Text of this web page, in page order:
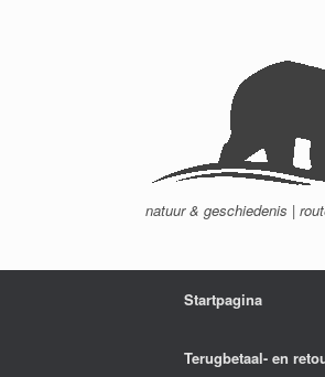
natuur & geschiedenis |
Startpagina
Terugbetaal- en